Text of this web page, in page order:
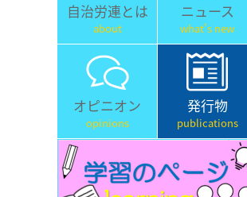
自治労連とは
about
ニュース
what's new
オピニオン
opinions
発行物
publications